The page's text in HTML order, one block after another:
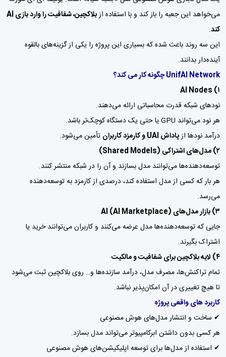
می‌خواهد این جعبه را باز کند و با استفاده از
بلاکچین، شفافیت را وارد بازی AI
کند.
این سه روند باعث شده که بسیاری این پروژه را یکی از گزینه‌های بالقوه
آینده‌دار بدانند.
UnifAI Network چگونه کار می کند؟
۱) AI Nodes
نودهای شبکه قدرت محاسباتی ارائه می‌دهند.
هر نود می‌تواند GPU یا حتی یک دستگاه کوچک‌تر باشد.
درآمد نودها ازپاداش UAI و کارمزد کاربران
تأمین می‌شود.
۲) مدل‌های اشتراکی (Shared Models)
توسعه‌دهنده‌ها می‌توانند مدل بسازند و آن را در شبکه منتشر کنند.
هر بار که کسی از مدل استفاده کند، درصدی از کارمزد به توسعه‌دهنده
می‌رسد.
۳) بازار مدل‌های AI (AI Marketplace)
جایی که توسعه‌دهنده‌ها مدل عرضه می‌کنند و کاربران می‌توانند خرید یا
اشتراک بگیرند.
۴) لایه بلاکچین برای شفافیت و مالکیت
تمام تراکنش‌ها، مصرف مدل، درآمد سازنده‌ها و… روی بلاکچین ثبت می‌شود
تا هیچ تغییری در آن امکان‌پذیر نباشد.
کاربرد های واقعی پروژه
✔ ساخت و انتشار مدل‌های هوش مصنوعی
هر کسی بدون داشتن ابرکامپیوتر می‌تواند مدل بسازد.
✔ استفاده از مدل‌ها برای توسعه اپلیکیشن‌های هوش مصنوعی